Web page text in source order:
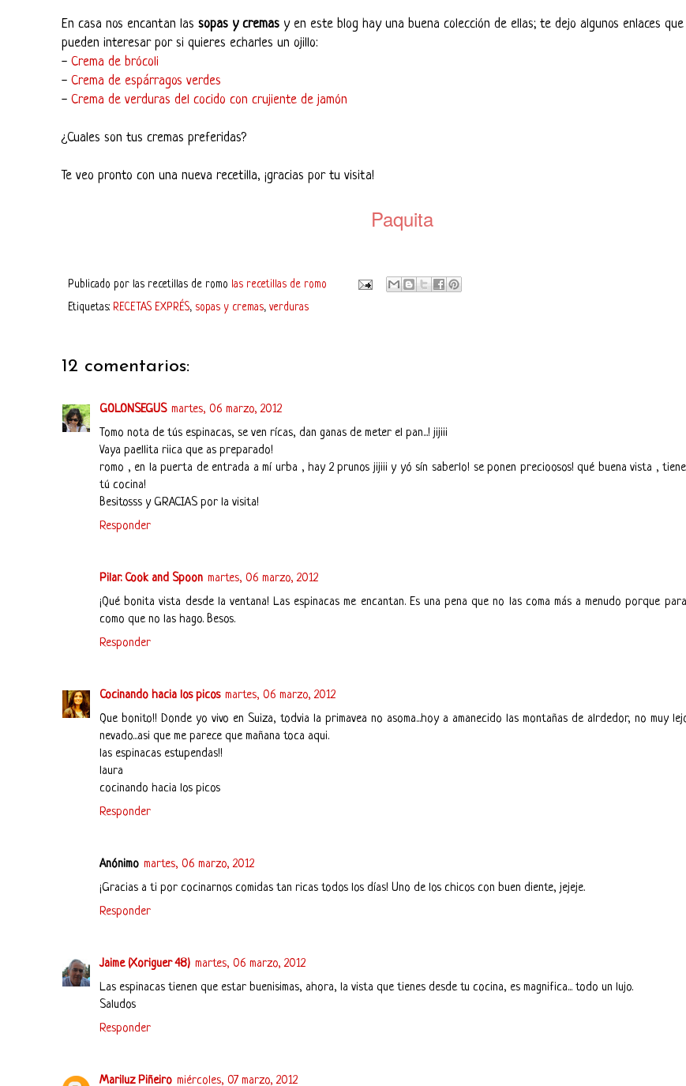
En casa nos encantan las sopas y cremas y en este blog hay una buena colección de ellas; te dejo algunos enlaces
pueden interesar por si quieres echarles un ojillo:
- Crema de brócoli
- Crema de espárragos verdes
- Crema de verduras del cocido con crujiente de jamón
¿Cuales son tus cremas preferidas?
Te veo pronto con una nueva recetilla, ¡gracias por tu visita!
Paquita
Publicado por las recetillas de romo las recetillas de romo
Etiquetas: RECETAS EXPRÉS, sopas y cremas, verduras
12 comentarios:
GOLONSEGUS martes, 06 marzo, 2012
Tomo nota de tús espinacas, se ven rícas, dan ganas de meter el pan...! jijiii
Vaya paellita riica que as preparado!
romo , en la puerta de entrada a mí urba , hay 2 prunos jijiii y yó sín saberlo! se ponen precioosos! qué buena vista ,
tú cocina!
Besitosss y GRACIAS por la visita!
Responder
Pilar. Cook and Spoon martes, 06 marzo, 2012
¡Qué bonita vista desde la ventana! Las espinacas me encantan. Es una pena que no las coma más a menudo porque
como que no las hago. Besos.
Responder
Cocinando hacia los picos martes, 06 marzo, 2012
Que bonito!! Donde yo vivo en Suiza, todvia la primavea no asoma...hoy a amanecido las montañas de alrdedor, no muy
nevado...asi que me parece que mañana toca aqui.
las espinacas estupendas!!
laura
cocinando hacia los picos
Responder
Anónimo martes, 06 marzo, 2012
¡Gracias a ti por cocinarnos comidas tan ricas todos los días! Uno de los chicos con buen diente, jejeje.
Responder
Jaime (Xoriguer 48) martes, 06 marzo, 2012
Las espinacas tienen que estar buenisimas, ahora, la vista que tienes desde tu cocina, es magnifica... todo un lujo.
Saludos
Responder
Mariluz Piñeiro miércoles, 07 marzo, 2012